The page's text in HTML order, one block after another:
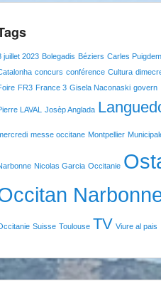
juillet 2023 Bolegadis Béziers Carles
concurs conférence Cultura
FR3 France 3 Gisela Naconaski govern
LAVAL Josèp Anglada
messe occitane Montpellier
Nicolas Garcia Occitanie
Suisse Toulouse TV Viure al pais